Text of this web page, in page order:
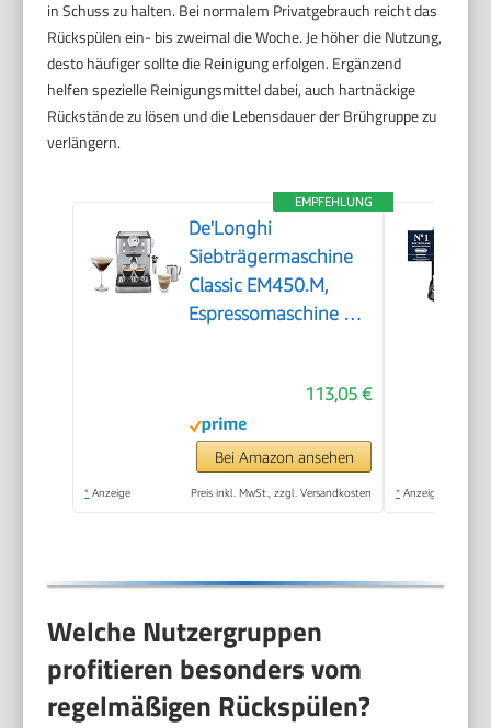
in Schuss zu halten. Bei normalem Privatgebrauch reicht das
Rückspülen ein- bis zweimal die Woche. Je höher die Nutzung,
desto häufiger sollte die Reinigung erfolgen. Ergänzend
helfen spezielle Reinigungsmittel dabei, auch hartnäckige
Rückstände zu lösen und die Lebensdauer der Brühgruppe zu
verlängern.
EMPFEHLUNG
De'Longhi
Siebträgermaschine
Classic EM450.M,
Espressomaschine mit
Vollmetallgehäuse, 15
Bar, 1,7 l Wassertank,
Edelstahl/Metall
113,05 €
Bei Amazon ansehen
* Anzeige Preis inkl. MwSt., zzgl. Versandkosten * Anzeige
Welche Nutzergruppen
profitieren besonders vom
regelmäßigen Rückspülen?